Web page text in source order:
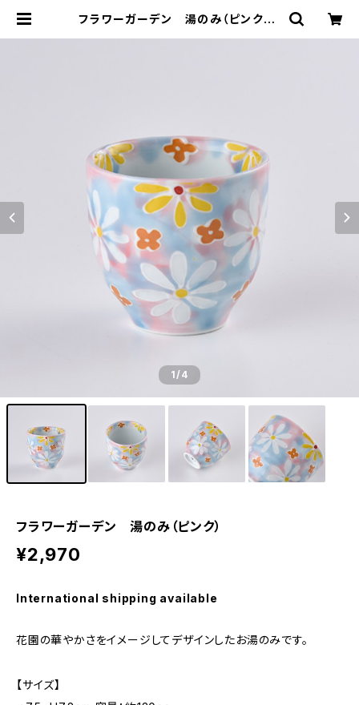
フラワーガーデン 湯のみ（ピンク） |
1/4
フラワーガーデン 湯のみ（ピンク）
¥2,970
International shipping available
花園の華やかさをイメージしてデザインしたお湯のみです。
【サイズ】